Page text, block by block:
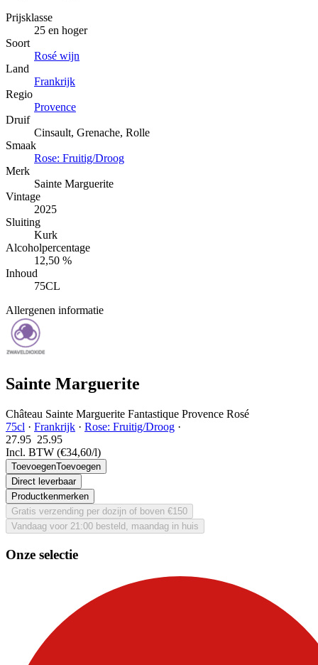
Prijsklasse
25 en hoger
Soort
Rosé wijn
Land
Frankrijk
Regio
Provence
Druif
Cinsault, Grenache, Rolle
Smaak
Rose: Fruitig/Droog
Merk
Sainte Marguerite
Vintage
2025
Sluiting
Kurk
Alcoholpercentage
12,50 %
Inhoud
75CL
Allergenen informatie
Sainte Marguerite
Château Sainte Marguerite Fantastique Provence Rosé
75cl · Frankrijk · Rose: Fruitig/Droog ·
27.95 25.95
Incl. BTW (€34,60/l)
ToevoegenToevoegen
Direct leverbaar
Productkenmerken
Gratis verzending per dozijn of boven €150
Vandaag voor 21:00 besteld, maandag in huis
Onze selectie